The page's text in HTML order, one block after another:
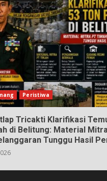
Peristiwa
Tricakti Klarifikasi
di Belitung: Material
Tunggu Hasil